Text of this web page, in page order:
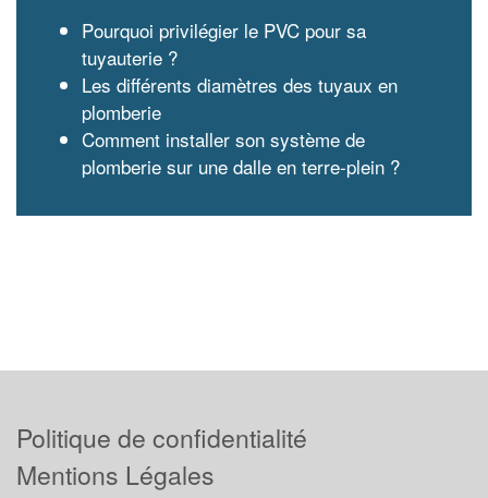
Pourquoi privilégier le PVC pour sa
tuyauterie ?
Les différents diamètres des tuyaux en
plomberie
Comment installer son système de
plomberie sur une dalle en terre-plein ?
Politique de confidentialité
Mentions Légales